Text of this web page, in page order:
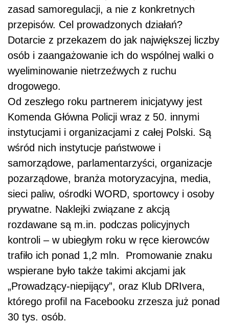
zasad samoregulacji, a nie z konkretnych
przepisów. Cel prowadzonych działań?
Dotarcie z przekazem do jak największej liczby
osób i zaangażowanie ich do wspólnej walki o
wyeliminowanie nietrzeźwych z ruchu
drogowego.
Od zeszłego roku partnerem inicjatywy jest
Komenda Główna Policji wraz z 50. innymi
instytucjami i organizacjami z całej Polski. Są
wśród nich instytucje państwowe i
samorządowe, parlamentarzyści, organizacje
pozarządowe, branża motoryzacyjna, media,
sieci paliw, ośrodki WORD, sportowcy i osoby
prywatne. Naklejki związane z akcją
rozdawane są m.in. podczas policyjnych
kontroli – w ubiegłym roku w ręce kierowców
trafiło ich ponad 1,2 mln. Promowanie znaku
wspierane było także takimi akcjami jak
„Prowadzący-niepijący”, oraz Klub DRIvera,
którego profil na Facebooku zrzesza już ponad
30 tys. osób.